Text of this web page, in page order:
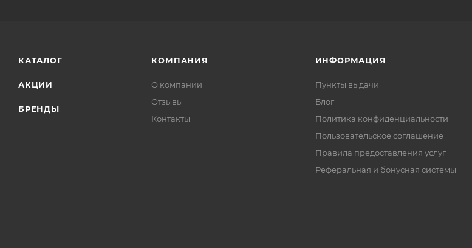
КАТАЛОГ
АКЦИИ
БРЕНДЫ
КОМПАНИЯ
О компании
Отзывы
Контакты
ИНФОРМАЦИЯ
Пункты выдачи
Блог
Политика конфиденциальности
Пользовательское соглашение
Правила предоставления услуг
Реферальная и бонусная системы